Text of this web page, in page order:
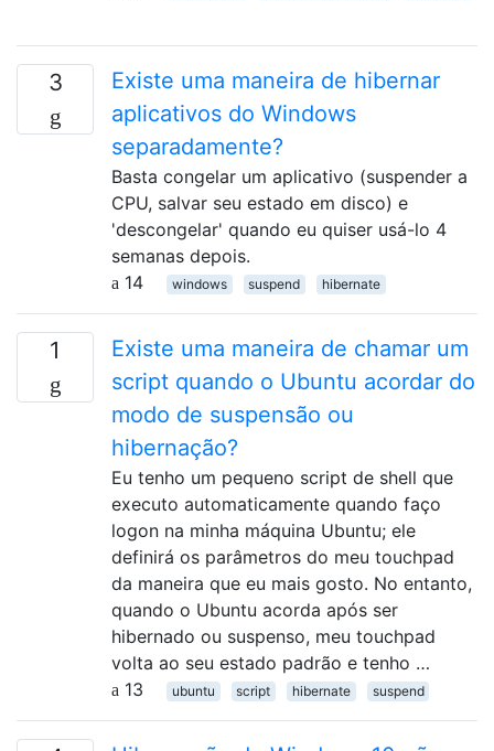
3
Existe uma maneira de hibernar
aplicativos do Windows
separadamente?
Basta congelar um aplicativo (suspender a
CPU, salvar seu estado em disco) e
'descongelar' quando eu quiser usá-lo 4
semanas depois.
14
windows suspend hibernate
1
Existe uma maneira de chamar um
script quando o Ubuntu acordar do
modo de suspensão ou
hibernação?
Eu tenho um pequeno script de shell que
executo automaticamente quando faço
logon na minha máquina Ubuntu; ele
definirá os parâmetros do meu touchpad
da maneira que eu mais gosto. No entanto,
quando o Ubuntu acorda após ser
hibernado ou suspenso, meu touchpad
volta ao seu estado padrão e tenho …
13
ubuntu script hibernate suspend